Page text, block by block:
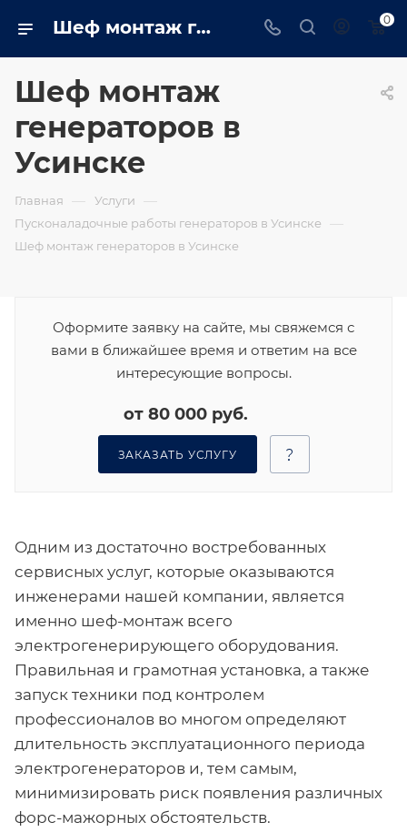
Шеф монтаж генераторов в Усинске на сайте usinsk.trustenergo.ru 0
Шеф монтаж
генераторов в
Усинске
Главная — Услуги —
Пусконаладочные работы генераторов в Усинске —
Шеф монтаж генераторов в Усинске
Оформите заявку на сайте, мы свяжемся с
вами в ближайшее время и ответим на все
интересующие вопросы.
от 80 000 руб.
ЗАКАЗАТЬ УСЛУГУ
Одним из достаточно востребованных
сервисных услуг, которые оказываются
инженерами нашей компании, является
именно шеф-монтаж всего
электрогенерирующего оборудования.
Правильная и грамотная установка, а также
запуск техники под контролем
профессионалов во многом определяют
длительность эксплуатационного периода
электрогенераторов и, тем самым,
минимизировать риск появления различных
форс-мажорных обстоятельств.